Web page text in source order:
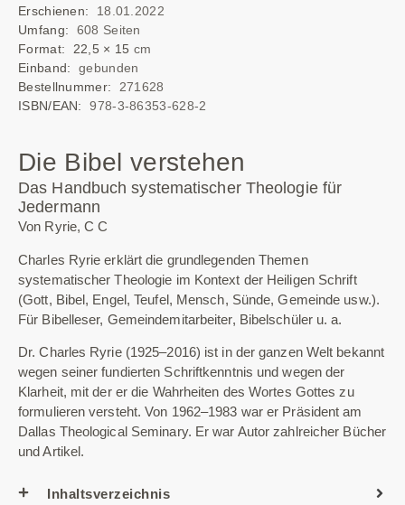
Erschienen: 18.01.2022
Umfang: 608 Seiten
Format: 22,5 × 15 cm
Einband: gebunden
Bestellnummer: 271628
ISBN/EAN:978-3-86353-628-2
Die Bibel verstehen
Das Handbuch systematischer Theologie für
Jedermann
Von Ryrie, C C
Charles Ryrie erklärt die grundlegenden Themen
systematischer Theologie im Kontext der Heiligen Schrift
(Gott, Bibel, Engel, Teufel, Mensch, Sünde, Gemeinde usw.).
Für Bibelleser, Gemeindemitarbeiter, Bibelschüler u. a.
Dr. Charles Ryrie (1925–2016) ist in der ganzen Welt bekannt
wegen seiner fundierten Schriftkenntnis und wegen der
Klarheit, mit der er die Wahrheiten des Wortes Gottes zu
formulieren versteht. Von 1962–1983 war er Präsident am
Dallas Theological Seminary. Er war Autor zahlreicher Bücher
und Artikel.
Inhaltsverzeichnis